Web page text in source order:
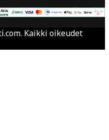
Kaikki oikeudet